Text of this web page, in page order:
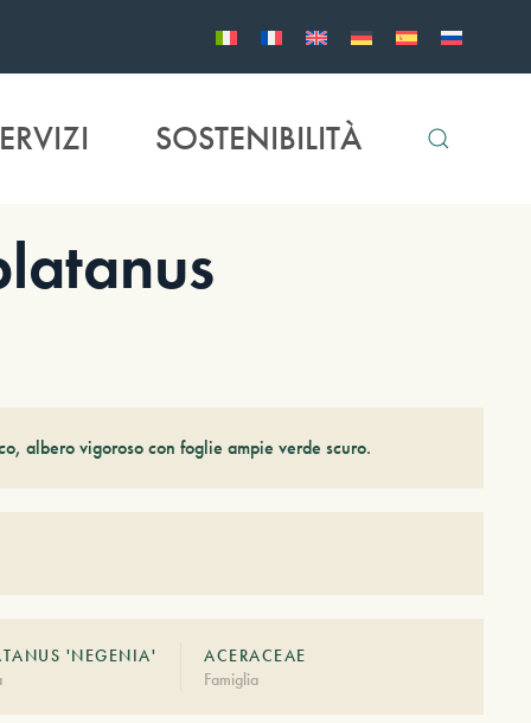
SOSTENIBILITÀ
albero vigoroso con foglie ampie verde scuro.
'NEGENIA'
ACERACEAE
Famiglia